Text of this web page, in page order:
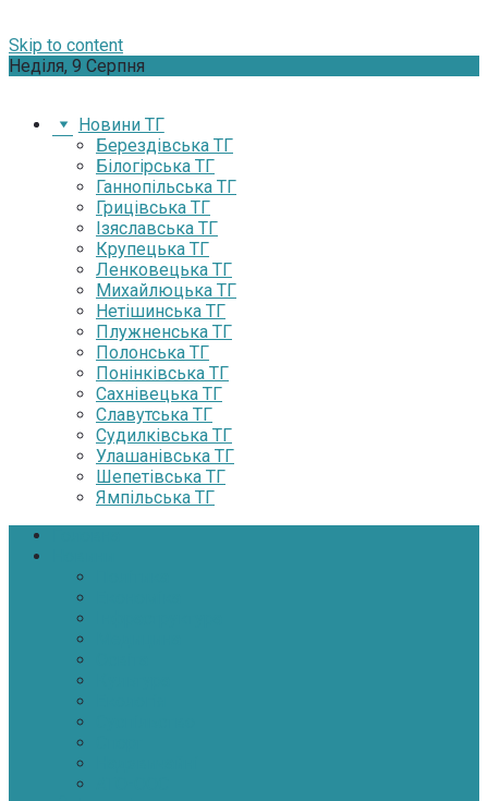
Skip to content
Неділя, 9 Серпня
Новини ТГ
Берездівська ТГ
Білогірська ТГ
Ганнопільська ТГ
Грицівська ТГ
Ізяславська ТГ
Крупецька ТГ
Ленковецька ТГ
Михайлюцька ТГ
Нетішинська ТГ
Плужненська ТГ
Полонська ТГ
Понінківська ТГ
Сахнівецька ТГ
Славутська ТГ
Судилківська ТГ
Улашанівська ТГ
Шепетівська ТГ
Ямпільська ТГ